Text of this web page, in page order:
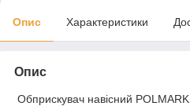
Опис Характеристики
Опис
Обприскувач навісний POLMARK